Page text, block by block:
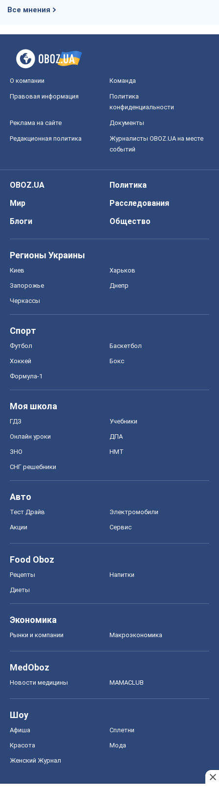
Все мнения
О компании Команда
Правовая информация
Политика
конфиденциальности
Реклама на сайте Документы
Редакционная политика
Журналисты OBOZ.UA на месте
событий
OBOZ.UA
Политика
Мир
Расследования
Блоги
Общество
Регионы Украины
Киев Харьков
Запорожье Днепр
Черкассы
Спорт
Футбол Баскетбол
Хоккей Бокс
Формула-1
Моя школа
ГДЗ Учебники
Онлайн уроки ДПА
ЗНО НМТ
СНГ решебники
Авто
Тест Драйв Электромобили
Акции Сервис
Food Oboz
Рецепты Напитки
Диеты
Экономика
Рынки и компании Mакроэкономика
MedOboz
Новости медицины MAMACLUB
Шоу
Афиша Сплетни
Красота Мода
Женский Журнал